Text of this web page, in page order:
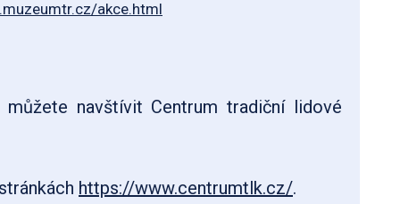
akce.html
navštívit Centrum tradiční lidové
https://www.centrumtlk.cz/.